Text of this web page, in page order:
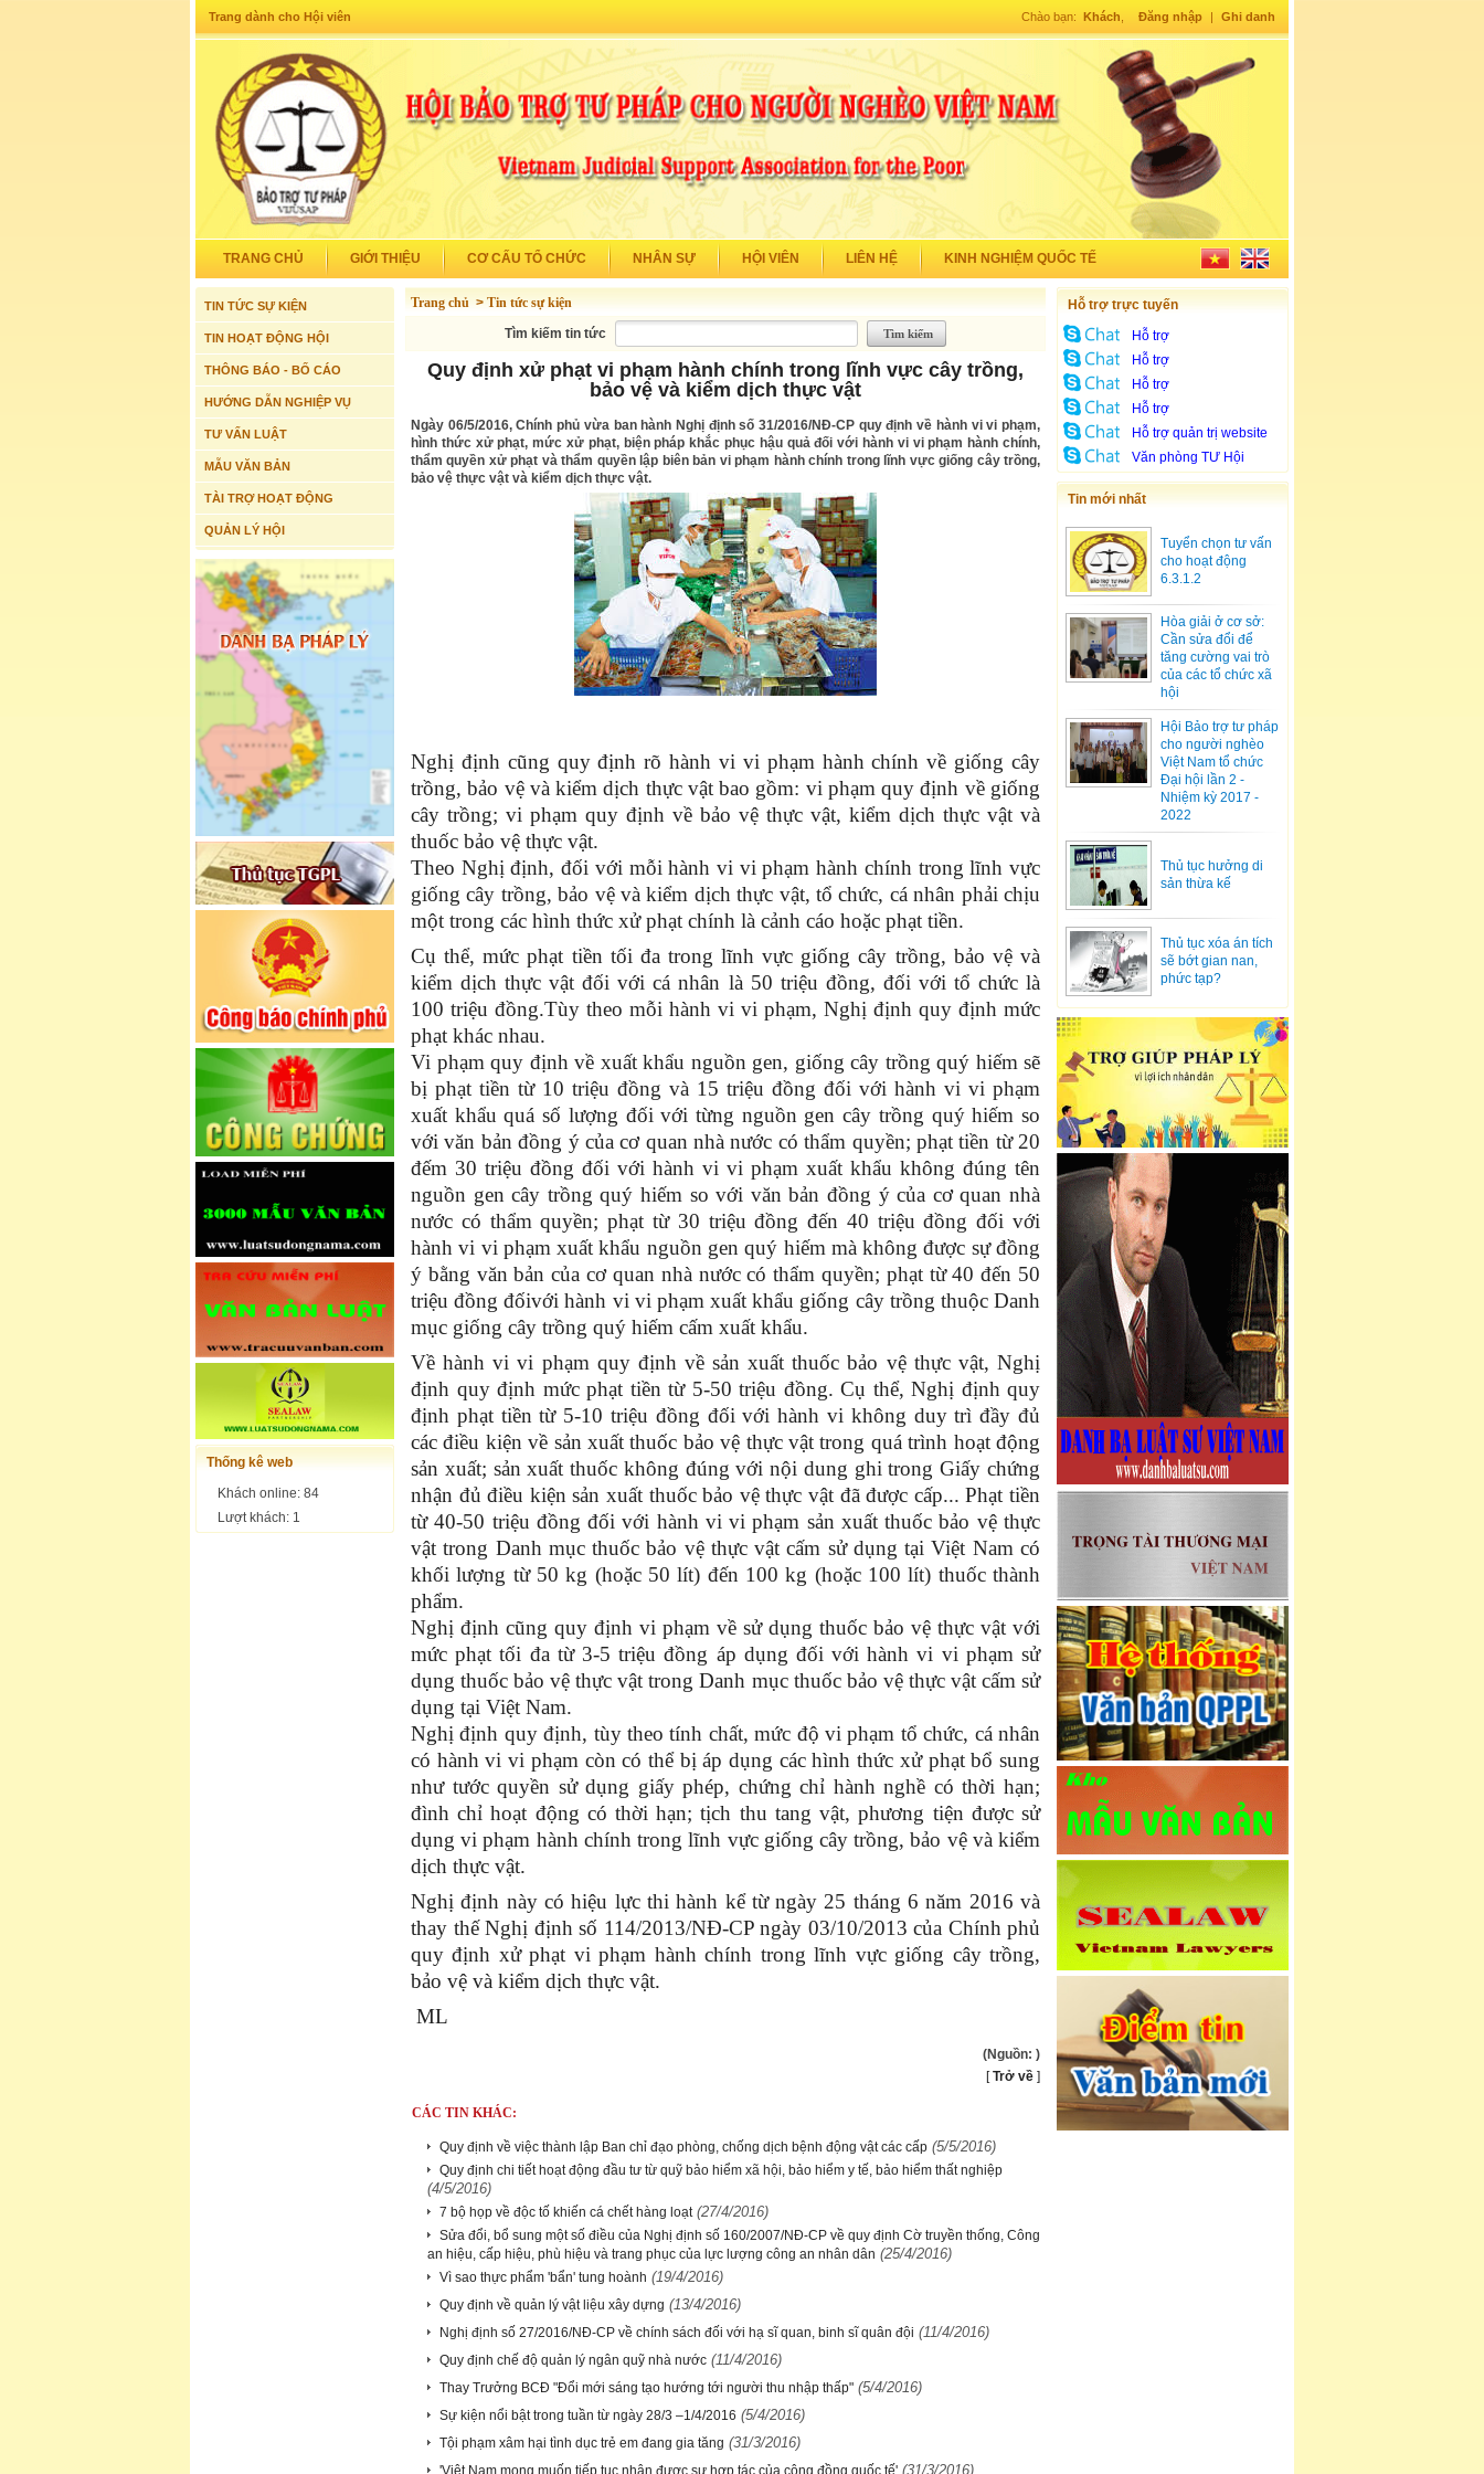
Trang dành cho Hội viên Chào bạn: Khách Đăng nhập | Ghi danh
TRANG CHỦ GIỚI THIỆU CƠ CẤU TỔ CHỨC NHÂN SỰ HỘI VIÊN LIÊN HỆ KINH NGHIỆM QUỐC TẾ
TIN TỨC SỰ KIỆN
TIN HOẠT ĐỘNG HỘI
THÔNG BÁO - BỐ CÁO
HƯỚNG DẪN NGHIỆP VỤ
TƯ VẤN LUẬT
MẪU VĂN BẢN
TÀI TRỢ HOẠT ĐỘNG
QUẢN LÝ HỘI
Thống kê web
Khách online: 84
Lượt khách: 1
Trang chủ > Tin tức sự kiện
Tìm kiếm tin tức
Quy định xử phạt vi phạm hành chính trong lĩnh vực cây trồng,
bảo vệ và kiểm dịch thực vật
Ngày 06/5/2016, Chính phủ vừa ban hành Nghị định số 31/2016/NĐ-CP quy định về hành vi vi phạm,
hình thức xử phạt, mức xử phạt, biện pháp khắc phục hậu quả đối với hành vi vi phạm hành chính,
thẩm quyền xử phạt và thẩm quyền lập biên bản vi phạm hành chính trong lĩnh vực giống cây trồng,
bảo vệ thực vật và kiểm dịch thực vật.
Nghị định cũng quy định rõ hành vi vi phạm hành chính về giống cây
trồng, bảo vệ và kiểm dịch thực vật bao gồm: vi phạm quy định về giống
cây trồng; vi phạm quy định về bảo vệ thực vật, kiểm dịch thực vật và
thuốc bảo vệ thực vật.
Theo Nghị định, đối với mỗi hành vi vi phạm hành chính trong lĩnh vực
giống cây trồng, bảo vệ và kiểm dịch thực vật, tổ chức, cá nhân phải chịu
một trong các hình thức xử phạt chính là cảnh cáo hoặc phạt tiền.
Cụ thể, mức phạt tiền tối đa trong lĩnh vực giống cây trồng, bảo vệ và
kiểm dịch thực vật đối với cá nhân là 50 triệu đồng, đối với tổ chức là
100 triệu đồng.Tùy theo mỗi hành vi vi phạm, Nghị định quy định mức
phạt khác nhau.
Vi phạm quy định về xuất khẩu nguồn gen, giống cây trồng quý hiếm sẽ
bị phạt tiền từ 10 triệu đồng và 15 triệu đồng đối với hành vi vi phạm
xuất khẩu quá số lượng đối với từng nguồn gen cây trồng quý hiếm so
với văn bản đồng ý của cơ quan nhà nước có thẩm quyền; phạt tiền từ 20
đếm 30 triệu đồng đối với hành vi vi phạm xuất khẩu không đúng tên
nguồn gen cây trồng quý hiếm so với văn bản đồng ý của cơ quan nhà
nước có thẩm quyền; phạt từ 30 triệu đồng đến 40 triệu đồng đối với
hành vi vi phạm xuất khẩu nguồn gen quý hiếm mà không được sự đồng
ý bằng văn bản của cơ quan nhà nước có thẩm quyền; phạt từ 40 đến 50
triệu đồng đốivới hành vi vi phạm xuất khẩu giống cây trồng thuộc Danh
mục giống cây trồng quý hiếm cấm xuất khẩu.
Về hành vi vi phạm quy định về sản xuất thuốc bảo vệ thực vật, Nghị
định quy định mức phạt tiền từ 5-50 triệu đồng. Cụ thể, Nghị định quy
định phạt tiền từ 5-10 triệu đồng đối với hành vi không duy trì đầy đủ
các điều kiện về sản xuất thuốc bảo vệ thực vật trong quá trình hoạt động
sản xuất; sản xuất thuốc không đúng với nội dung ghi trong Giấy chứng
nhận đủ điều kiện sản xuất thuốc bảo vệ thực vật đã được cấp... Phạt tiền
từ 40-50 triệu đồng đối với hành vi vi phạm sản xuất thuốc bảo vệ thực
vật trong Danh mục thuốc bảo vệ thực vật cấm sử dụng tại Việt Nam có
khối lượng từ 50 kg (hoặc 50 lít) đến 100 kg (hoặc 100 lít) thuốc thành
phẩm.
Nghị định cũng quy định vi phạm về sử dụng thuốc bảo vệ thực vật với
mức phạt tối đa từ 3-5 triệu đồng áp dụng đối với hành vi vi phạm sử
dụng thuốc bảo vệ thực vật trong Danh mục thuốc bảo vệ thực vật cấm sử
dụng tại Việt Nam.
Nghị định quy định, tùy theo tính chất, mức độ vi phạm tổ chức, cá nhân
có hành vi vi phạm còn có thể bị áp dụng các hình thức xử phạt bổ sung
như tước quyền sử dụng giấy phép, chứng chỉ hành nghề có thời hạn;
đình chỉ hoạt động có thời hạn; tịch thu tang vật, phương tiện được sử
dụng vi phạm hành chính trong lĩnh vực giống cây trồng, bảo vệ và kiểm
dịch thực vật.
Nghị định này có hiệu lực thi hành kể từ ngày 25 tháng 6 năm 2016 và
thay thế Nghị định số 114/2013/NĐ-CP ngày 03/10/2013 của Chính phủ
quy định xử phạt vi phạm hành chính trong lĩnh vực giống cây trồng,
bảo vệ và kiểm dịch thực vật.
ML
(Nguồn: )
[Trở về ]
CÁC TIN KHÁC:
Quy định về việc thành lập Ban chỉ đạo phòng, chống dịch bệnh động vật các cấp (5/5/2016)
Quy định chi tiết hoạt động đầu tư từ quỹ bảo hiểm xã hội, bảo hiểm y tế, bảo hiểm thất nghiệp
(4/5/2016)
7 bộ họp về độc tố khiến cá chết hàng loạt (27/4/2016)
Sửa đổi, bổ sung một số điều của Nghị định số 160/2007/NĐ-CP về quy định Cờ truyền thống, Công
an hiệu, cấp hiệu, phù hiệu và trang phục của lực lượng công an nhân dân (25/4/2016)
Vì sao thực phẩm 'bẩn' tung hoành (19/4/2016)
Quy định về quản lý vật liệu xây dựng (13/4/2016)
Nghị định số 27/2016/NĐ-CP về chính sách đối với hạ sĩ quan, binh sĩ quân đội (11/4/2016)
Quy định chế độ quản lý ngân quỹ nhà nước (11/4/2016)
Thay Trưởng BCĐ "Đổi mới sáng tạo hướng tới người thu nhập thấp" (5/4/2016)
Sự kiện nổi bật trong tuần từ ngày 28/3 –1/4/2016 (5/4/2016)
Tội phạm xâm hại tình dục trẻ em đang gia tăng (31/3/2016)
'Việt Nam mong muốn tiếp tục nhận được sự hợp tác của cộng đồng quốc tế' (31/3/2016)
Hỗ trợ trực tuyến
Hỗ trợ
Hỗ trợ
Hỗ trợ
Hỗ trợ
Hỗ trợ quản trị website
Văn phòng TƯ Hội
Tin mới nhất
Tuyển chọn tư vấn
cho hoạt động
6.3.1.2
Hòa giải ở cơ sở:
Cần sửa đổi để
tăng cường vai trò
của các tổ chức xã
hội
Hội Bảo trợ tư pháp
cho người nghèo
Việt Nam tổ chức
Đại hội lần 2 -
Nhiệm kỳ 2017 -
2022
Thủ tục hưởng di
sản thừa kế
Thủ tục xóa án tích
sẽ bớt gian nan,
phức tạp?